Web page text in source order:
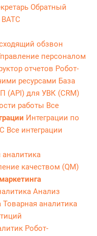
Обратный
ВАТС
обзвон
персоналом
отчетов Робот-
ресурсами База
(API) для УВК (CRM)
работы Все
Интеграции по
Все интеграции
аналитика
качеством (QM)
Анализ
Товарная аналитика
Робот-